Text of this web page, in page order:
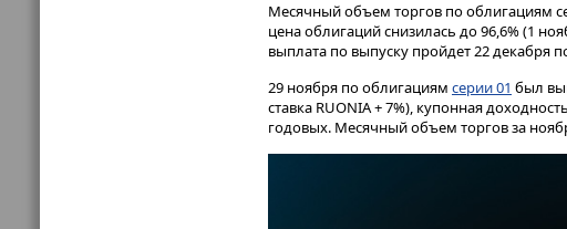
Месячный объем торгов по облигациям
цена облигаций снизилась до 96,6% (1
выплата по выпуску пройдет 22 декабря
29 ноября по облигациям серии 01 был
ставка RUONIA + 7%), купонная
годовых. Месячный объем торгов за